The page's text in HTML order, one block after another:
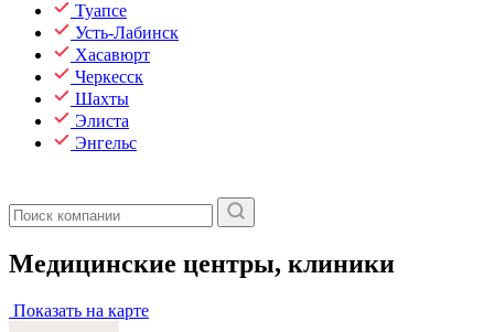
Туапсе
Усть-Лабинск
Хасавюрт
Черкесск
Шахты
Элиста
Энгельс
Медицинские центры, клиники
Показать на карте